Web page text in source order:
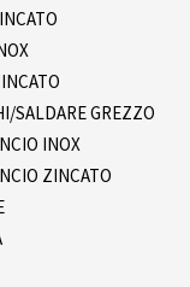
SALDARE GREZZO
INOX
ZINCATO